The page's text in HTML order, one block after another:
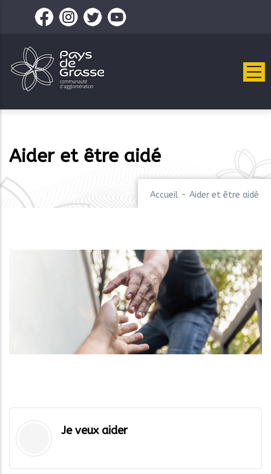
contenu
principal
Aider et être aidé
Accueil - Aider et être aidé
Je veux aider